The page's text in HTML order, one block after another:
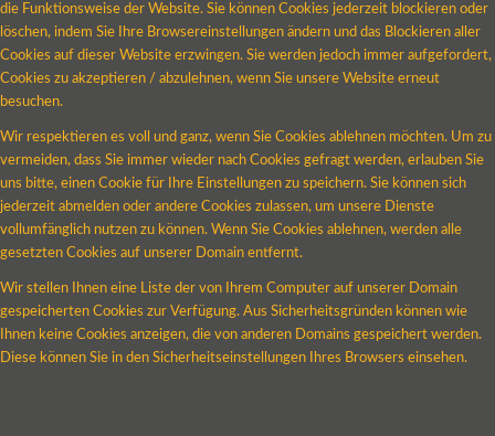
die Funktionsweise der Website. Sie können Cookies jederzeit blockieren oder
löschen, indem Sie Ihre Browsereinstellungen ändern und das Blockieren aller
Cookies auf dieser Website erzwingen. Sie werden jedoch immer aufgefordert,
Cookies zu akzeptieren / abzulehnen, wenn Sie unsere Website erneut
besuchen.
Wir respektieren es voll und ganz, wenn Sie Cookies ablehnen möchten. Um zu
vermeiden, dass Sie immer wieder nach Cookies gefragt werden, erlauben Sie
uns bitte, einen Cookie für Ihre Einstellungen zu speichern. Sie können sich
jederzeit abmelden oder andere Cookies zulassen, um unsere Dienste
vollumfänglich nutzen zu können. Wenn Sie Cookies ablehnen, werden alle
gesetzten Cookies auf unserer Domain entfernt.
Wir stellen Ihnen eine Liste der von Ihrem Computer auf unserer Domain
gespeicherten Cookies zur Verfügung. Aus Sicherheitsgründen können wie
Ihnen keine Cookies anzeigen, die von anderen Domains gespeichert werden.
Diese können Sie in den Sicherheitseinstellungen Ihres Browsers einsehen.